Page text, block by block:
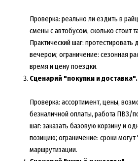
Проверка: реально ли ездить в
смены с автобусом, сколько стоит
Практический шаг: протестировать
вечером; ограничение: сезонная
время и цену поездки.
Сценарий "покупки и доставка".
Проверка: ассортимент, цены,
безналичной оплаты, работа ПВЗ/
шаг: заказать базовую корзину и
позицию; ограничение: сроки могут
маршрутизации.